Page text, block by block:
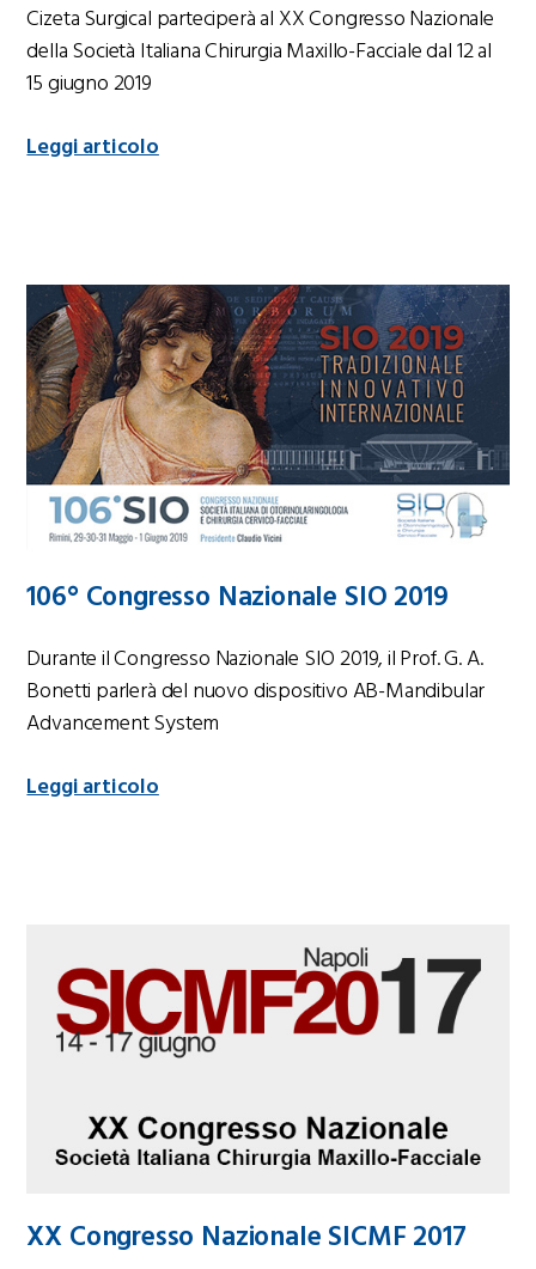
Cizeta Surgical parteciperà al XX Congresso Nazionale
della Società Italiana Chirurgia Maxillo-Facciale dal 12 al
15 giugno 2019
Leggi articolo
106° Congresso Nazionale SIO 2019
Durante il Congresso Nazionale SIO 2019, il Prof. G. A.
Bonetti parlerà del nuovo dispositivo AB-Mandibular
Advancement System
Leggi articolo
XX Congresso Nazionale SICMF 2017